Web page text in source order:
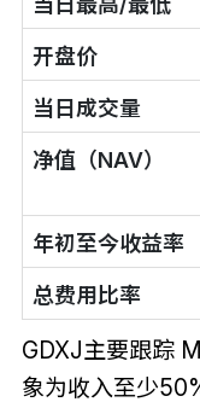
开盘价
当日成交量
净值（NAV）
年初至今收益率
总费用比率
GDXJ主要跟踪
象为收入至少